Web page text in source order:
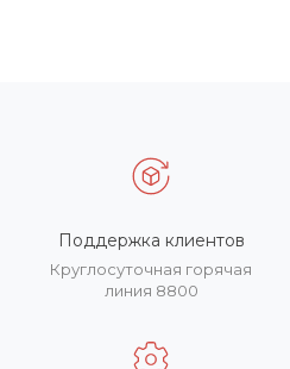
Поддержка клиентов
Круглосуточная горячая
линия 8800